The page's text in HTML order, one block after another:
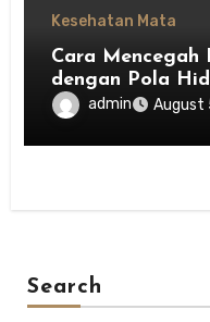
Kesehatan Mata
Cara
dengan Pola
admin August
Search